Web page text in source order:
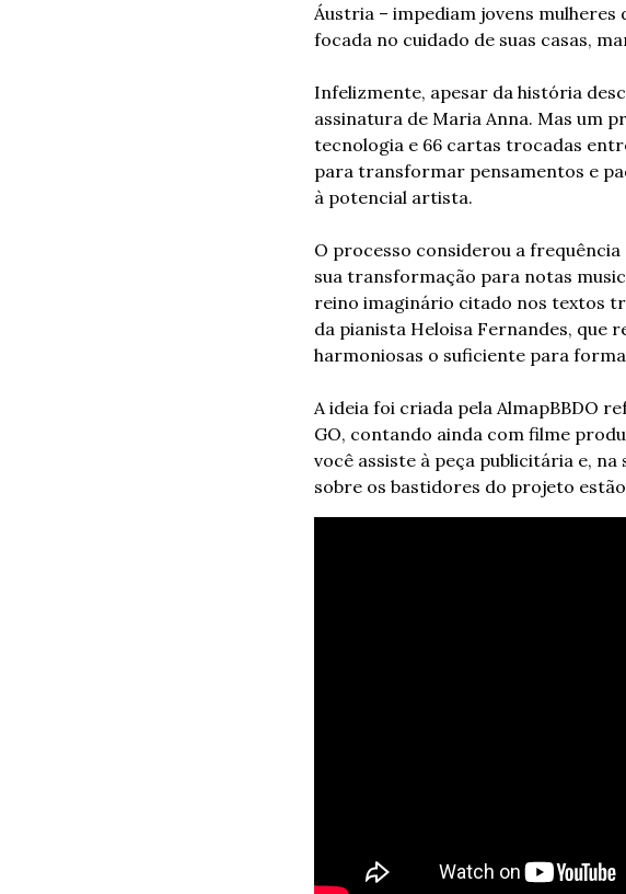
Áustria – impediam jovens
focada no cuidado de suas casas,
Infelizmente, apesar da história
assinatura de Maria Anna. Mas um
tecnologia e 66 cartas trocadas
para transformar pensamentos e
à potencial artista.
O processo considerou a
sua transformação para notas
reino imaginário citado nos textos
da pianista Heloisa Fernandes, que
harmoniosas o suficiente para
A ideia foi criada pela AlmapBBDO
GO, contando ainda com filme
você assiste à peça publicitária e,
sobre os bastidores do projeto